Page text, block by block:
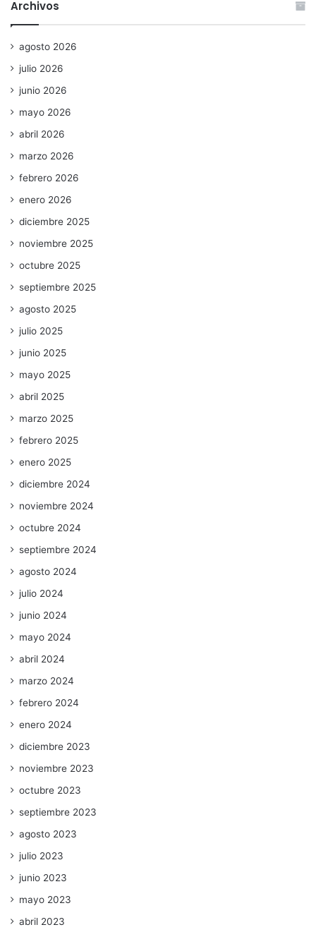
Archivos
agosto 2026
julio 2026
junio 2026
mayo 2026
abril 2026
marzo 2026
febrero 2026
enero 2026
diciembre 2025
noviembre 2025
octubre 2025
septiembre 2025
agosto 2025
julio 2025
junio 2025
mayo 2025
abril 2025
marzo 2025
febrero 2025
enero 2025
diciembre 2024
noviembre 2024
octubre 2024
septiembre 2024
agosto 2024
julio 2024
junio 2024
mayo 2024
abril 2024
marzo 2024
febrero 2024
enero 2024
diciembre 2023
noviembre 2023
octubre 2023
septiembre 2023
agosto 2023
julio 2023
junio 2023
mayo 2023
abril 2023